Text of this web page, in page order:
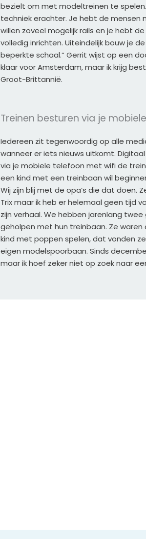
bezielt om met modeltreinen te
techniek erachter. Je hebt de mensen
willen zoveel mogelijk rails en je hebt
volledig inrichten. Uiteindelijk bouw je
beperkte schaal.” Gerrit wijst op een
klaar voor Amsterdam, maar ik krijg
Groot-Brittannië.
Treinen besturen via je
Iedereen zit tegenwoordig op alle
wanneer er iets nieuws uitkomt.
via je mobiele telefoon met wifi de
een kind met een treinbaan wil
Wij zijn blij met de opa’s die dat doen.
Trix maar ik heb er helemaal geen tijd
zijn verhaal. We hebben jarenlang
geholpen met hun treinbaan. Ze
kind met poppen spelen, dat vonden
eigen modelspoorbaan. Sinds
maar ik hoef zeker niet op zoek naar